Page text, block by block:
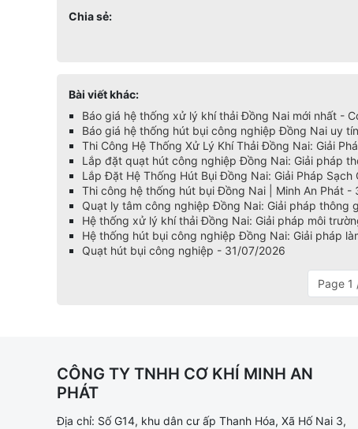
Chia sẻ:
Bài viết khác:
Báo giá hệ thống xử lý khí thải Đồng Nai mới nhất -
Báo giá hệ thống hút bụi công nghiệp Đồng Nai uy
Thi Công Hệ Thống Xử Lý Khí Thải Đồng Nai: Giải
Lắp đặt quạt hút công nghiệp Đồng Nai: Giải pháp
Lắp Đặt Hệ Thống Hút Bụi Đồng Nai: Giải Pháp
Thi công hệ thống hút bụi Đồng Nai | Minh An Phát -
Quạt ly tâm công nghiệp Đồng Nai: Giải pháp
Hệ thống xử lý khí thải Đồng Nai: Giải pháp môi
Hệ thống hút bụi công nghiệp Đồng Nai: Giải pháp
Quạt hút bụi công nghiệp - 31/07/2026
Page 1
CÔNG TY TNHH CƠ KHÍ MINH AN
PHÁT
Địa chỉ: Số G14, khu dân cư ấp Thanh Hóa, Xã Hố Nai 3,